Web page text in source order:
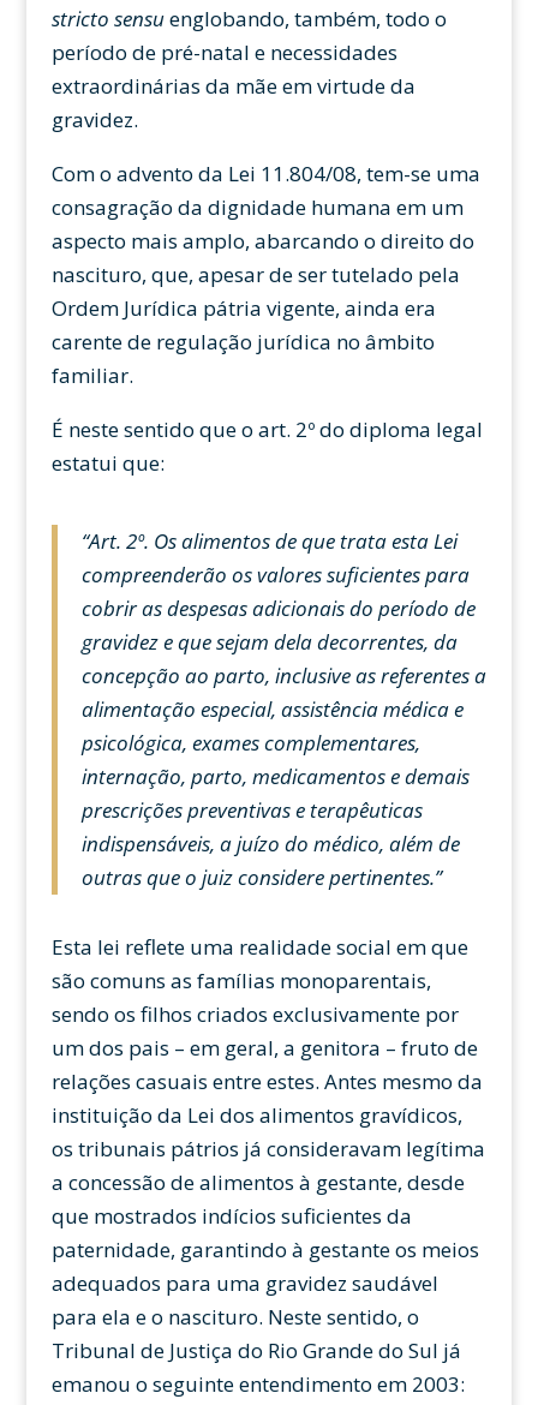
stricto sensuenglobando, também, todo o
período de pré-natal e necessidades
extraordinárias da mãe em virtude da
gravidez.
Com o advento da Lei 11.804/08, tem-se uma
consagração da dignidade humana em um
aspecto mais amplo, abarcando o direito do
nascituro, que, apesar de ser tutelado pela
Ordem Jurídica pátria vigente, ainda era
carente de regulação jurídica no âmbito
familiar.
É neste sentido que o art. 2º do diploma legal
estatui que:
“Art. 2º. Os alimentos de que trata esta Lei
compreenderão os valores suficientes para
cobrir as despesas adicionais do período de
gravidez e que sejam dela decorrentes, da
concepção ao parto, inclusive as referentes a
alimentação especial, assistência médica e
psicológica, exames complementares,
internação, parto, medicamentos e demais
prescrições preventivas e terapêuticas
indispensáveis, a juízo do médico, além de
outras que o juiz considere pertinentes.”
Esta lei reflete uma realidade social em que
são comuns as famílias monoparentais,
sendo os filhos criados exclusivamente por
um dos pais – em geral, a genitora – fruto de
relações casuais entre estes. Antes mesmo da
instituição da Lei dos alimentos gravídicos,
os tribunais pátrios já consideravam legítima
a concessão de alimentos à gestante, desde
que mostrados indícios suficientes da
paternidade, garantindo à gestante os meios
adequados para uma gravidez saudável
para ela e o nascituro. Neste sentido, o
Tribunal de Justiça do Rio Grande do Sul já
emanou o seguinte entendimento em 2003: